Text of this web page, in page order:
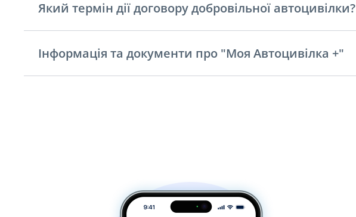
Який термін дії договору добровільної автоцивілки?
Інформація та документи про "Моя Автоцивілка +"